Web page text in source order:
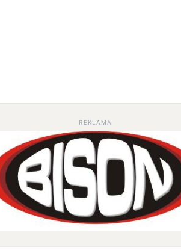
REKLAMA